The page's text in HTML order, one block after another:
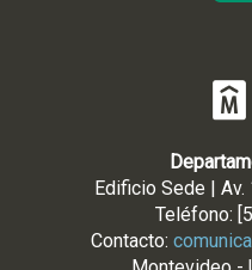
Edificio Sede |
Teléfono:
Contacto: